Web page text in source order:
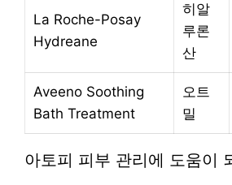
La Roche-Posay
Hydreane
히알
루론
산
Aveeno Soothing
Bath Treatment
오트
밀
아토피 피부 관리에 도움이